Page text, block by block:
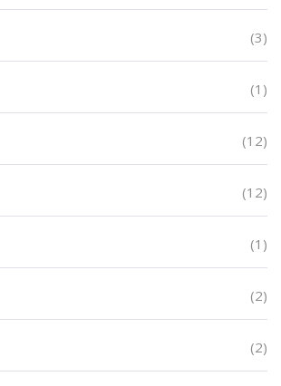
(3)
(1)
(12)
(12)
(1)
(2)
(2)